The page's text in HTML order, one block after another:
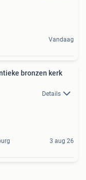
Vandaag
bronzen kerk
Details
3 aug 26